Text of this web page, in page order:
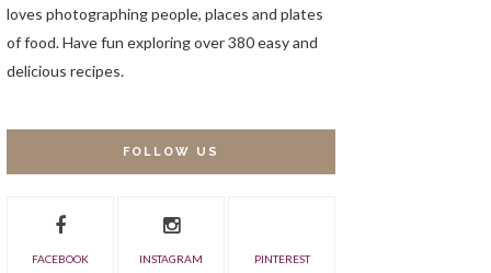
loves photographing people, places and plates
of food. Have fun exploring over 380 easy and
delicious recipes.
FOLLOW US
FACEBOOK INSTAGRAM PINTEREST